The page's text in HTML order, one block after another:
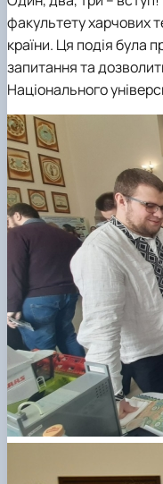
Наші випускники
Відеородзинки
Підготовка
Рада молодих
Підвищення
Скринька довіри
факультету харчових
країни. Ця подія була
запитання та
Національного